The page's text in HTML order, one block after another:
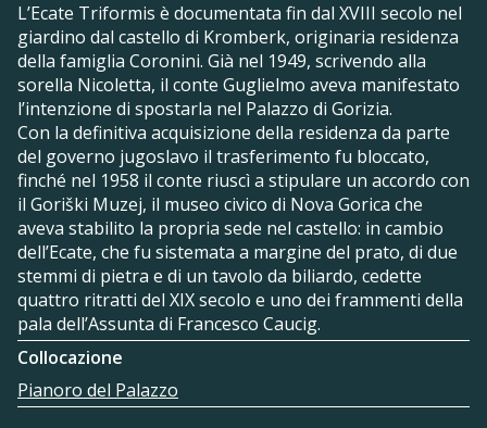
L’Ecate Triformis è documentata fin dal XVIII secolo nel
giardino dal castello di Kromberk, originaria residenza
della famiglia Coronini. Già nel 1949, scrivendo alla
sorella Nicoletta, il conte Guglielmo aveva manifestato
l’intenzione di spostarla nel Palazzo di Gorizia.
Con la definitiva acquisizione della residenza da parte
del governo jugoslavo il trasferimento fu bloccato,
finché nel 1958 il conte riuscì a stipulare un accordo con
il Goriški Muzej, il museo civico di Nova Gorica che
aveva stabilito la propria sede nel castello: in cambio
dell’Ecate, che fu sistemata a margine del prato, di due
stemmi di pietra e di un tavolo da biliardo, cedette
quattro ritratti del XIX secolo e uno dei frammenti della
pala dell’Assunta di Francesco Caucig.
Collocazione
Pianoro del Palazzo